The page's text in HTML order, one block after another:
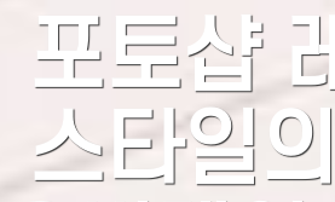
포토샵
스타일